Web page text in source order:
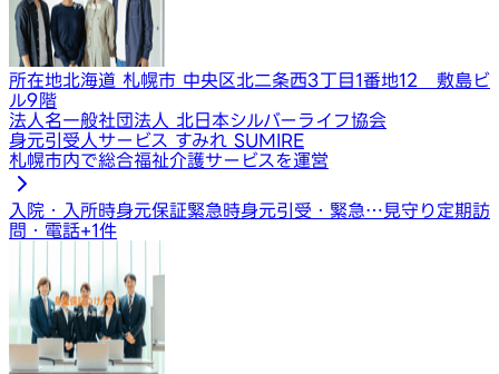
所在地北海道 札幌市 中央区北二条西3丁目1番地12 敷島ビ
ル9階
法人名一般社団法人 北日本シルバーライフ協会
身元引受人サービス すみれ SUMIRE
札幌市内で総合福祉介護サービスを運営
入院・入所時身元保証緊急時身元引受・緊急…見守り定期訪
問・電話+1件